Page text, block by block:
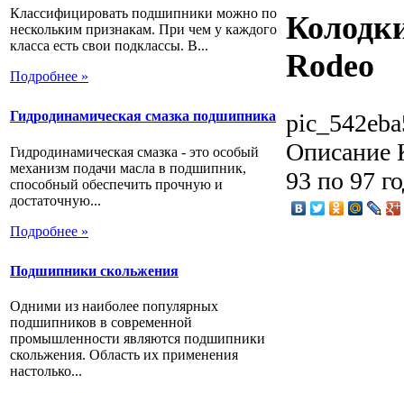
Классифицировать подшипники можно по
нескольким признакам. При чем у каждого
класса есть свои подклассы. В...
Подробнее »
Гидродинамическая смазка подшипника
Гидродинамическая смазка - это особый
механизм подачи масла в подшипник,
способный обеспечить прочную и
достаточную...
Подробнее »
Подшипники скольжения
Одними из наиболее популярных
подшипников в современной
промышленности являются подшипники
скольжения. Область их применения
настолько...
Rodeo
Описание
93 по 97